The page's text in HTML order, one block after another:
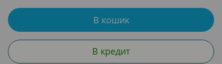
В кошик
В кредит